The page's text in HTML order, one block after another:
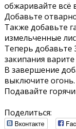
обжаривайте всё
Добавьте
Также добавьте
измельченные
Теперь добавьте
закипания
В завершение
выключите огонь.
Подавайте
Поделиться:
Вконтакте